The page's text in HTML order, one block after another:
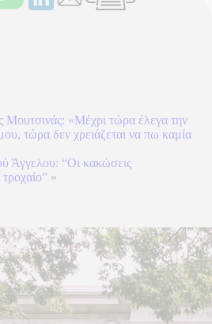
Μουτσινάς: «Μέχρι τώρα έλεγα την
τώρα δεν χρειάζεται να πω καμία
Άγγελου: “Οι κακώσεις
»